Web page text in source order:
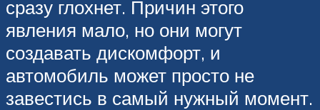
сразу глохнет. Причин этого
явления мало, но они могут
создавать дискомфорт, и
автомобиль может просто не
завестись в самый нужный момент.